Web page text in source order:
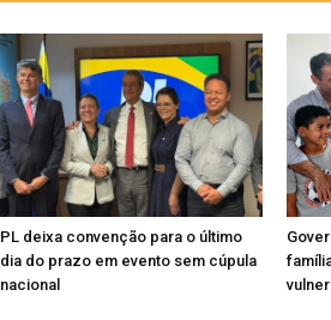
PL deixa convenção para o último
dia do prazo em evento sem cúpula
nacional